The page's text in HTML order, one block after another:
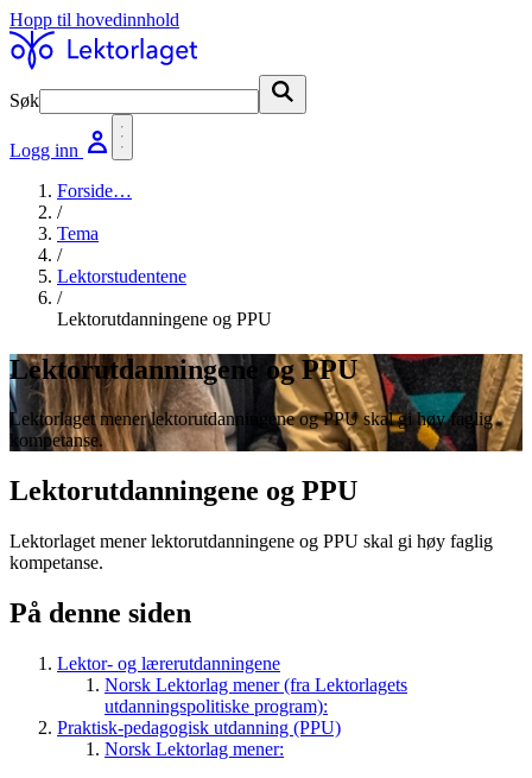
Hopp til hovedinnhold
Søk
Logg inn
Forside…
/
Tema
/
Lektorstudentene
/
Lektorutdanningene og PPU
Lektorutdanningene og PPU
Lektorlaget mener lektorutdanningene og PPU skal gi høy faglig
kompetanse.
Lektorutdanningene og PPU
Lektorlaget mener lektorutdanningene og PPU skal gi høy faglig
kompetanse.
På denne siden
Lektor- og lærerutdanningene
Norsk Lektorlag mener (fra Lektorlagets
utdanningspolitiske program):
Praktisk-pedagogisk utdanning (PPU)
Norsk Lektorlag mener: